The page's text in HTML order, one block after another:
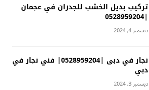
تركيب بديل الخشب للجدران في عجمان
|0528959204
ديسمبر 4, 2024
نجار في دبى |0528959204| فني نجار في
دبي
ديسمبر 3, 2024